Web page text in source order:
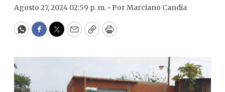
Agosto 27, 2024 02:59 p. m. • PorMarciano Candia
WhatsApp
Facebook
Twitter
EmailCopyPrint